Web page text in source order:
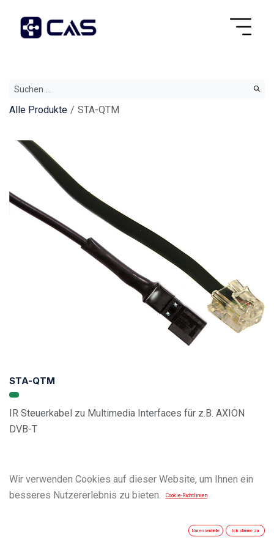
Alle Produkte STA-QTM
STA-QTM
IR Steuerkabel zu Multimedia Interfaces für z.B. AXION
DVB-T
Wir verwenden Cookies auf dieser Website, um Ihnen ein
besseres Nutzererlebnis zu bieten.
Cookie-Richtlinien
Nur essentielle Ich stimme zu